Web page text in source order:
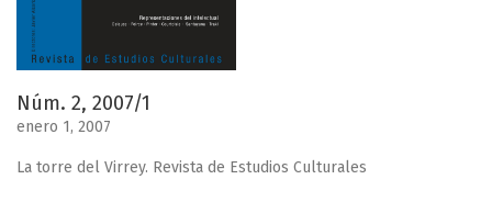
Núm. 2, 2007/1
enero 1, 2007
La torre del Virrey. Revista de Estudios Culturales